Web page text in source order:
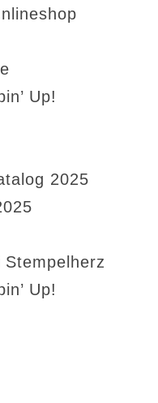
Up!
2025
Up!